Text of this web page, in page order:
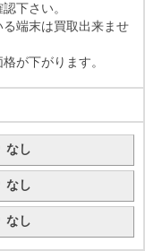
下さい。
端末は買取出来ませ
が下がります。
なし
なし
なし